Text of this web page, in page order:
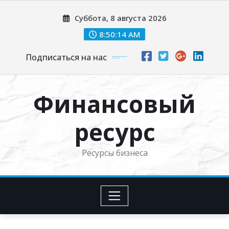
Суббота, 8 августа 2026
8:50:15 AM
Подписаться на нас
Финансовый
ресурс
Ресурсы бизнеса